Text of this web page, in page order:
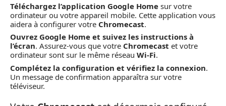
Téléchargez l’application Google Home sur votre
ordinateur ou votre appareil mobile. Cette application vous
aidera à configurer votre Chromecast.
Ouvrez Google Home et suivez les instructions à
l’écran. Assurez-vous que votre Chromecast et votre
ordinateur sont sur le même réseau Wi-Fi.
Complétez la configuration et vérifiez la connexion.
Un message de confirmation apparaîtra sur votre
téléviseur.